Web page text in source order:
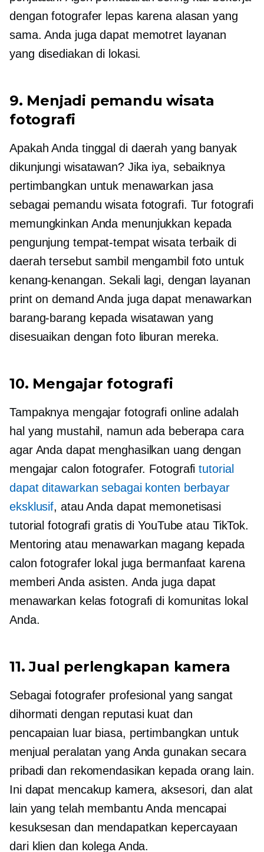
dengan fotografer lepas karena alasan yang
sama. Anda juga dapat memotret layanan
yang disediakan di lokasi.
9. Menjadi pemandu wisata
fotografi
Apakah Anda tinggal di daerah yang banyak
dikunjungi wisatawan? Jika iya, sebaiknya
pertimbangkan untuk menawarkan jasa
sebagai pemandu wisata fotografi. Tur fotografi
memungkinkan Anda menunjukkan kepada
pengunjung tempat-tempat wisata terbaik di
daerah tersebut sambil mengambil foto untuk
kenang-kenangan. Sekali lagi, dengan layanan
print on demand Anda juga dapat menawarkan
barang-barang kepada wisatawan yang
disesuaikan dengan foto liburan mereka.
10. Mengajar fotografi
Tampaknya mengajar fotografi online adalah
hal yang mustahil, namun ada beberapa cara
agar Anda dapat menghasilkan uang dengan
mengajar calon fotografer. Fotografitutorial
dapat ditawarkan sebagai konten berbayar
eksklusif, atau Anda dapat memonetisasi
tutorial fotografi gratis di YouTube atau TikTok.
Mentoring atau menawarkan magang kepada
calon fotografer lokal juga bermanfaat karena
memberi Anda asisten. Anda juga dapat
menawarkan kelas fotografi di komunitas lokal
Anda.
11. Jual perlengkapan kamera
Sebagai fotografer profesional yang sangat
dihormati dengan reputasi kuat dan
pencapaian luar biasa, pertimbangkan untuk
menjual peralatan yang Anda gunakan secara
pribadi dan rekomendasikan kepada orang lain.
Ini dapat mencakup kamera, aksesori, dan alat
lain yang telah membantu Anda mencapai
kesuksesan dan mendapatkan kepercayaan
dari klien dan kolega Anda.